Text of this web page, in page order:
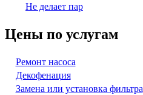
Не делает пар
Цены по услугам
Ремонт насоса
Декофенация
Замена или установка фильтра